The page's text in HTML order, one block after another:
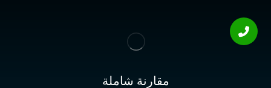
مقارنة شاملة